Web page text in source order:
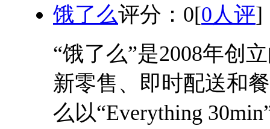
饿了么评分： 0[0人评]
“饿了么”是2008年创
新零售、即时配送和
么以“Everything